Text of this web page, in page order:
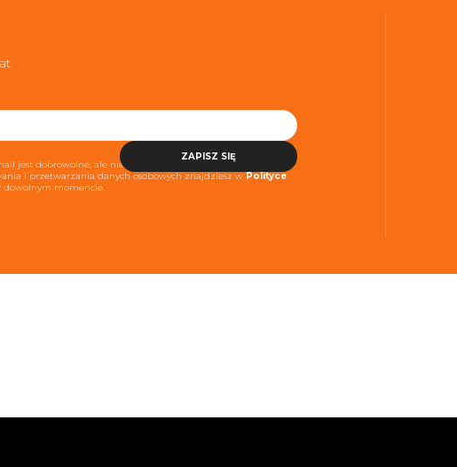
ZAPISZ SIĘ
jest dobrowolne, ale niezbędne do realizacji usługi. Więcej
i przetwarzania danych osobowych znajdziesz wPolityce
dowolnym momencie.